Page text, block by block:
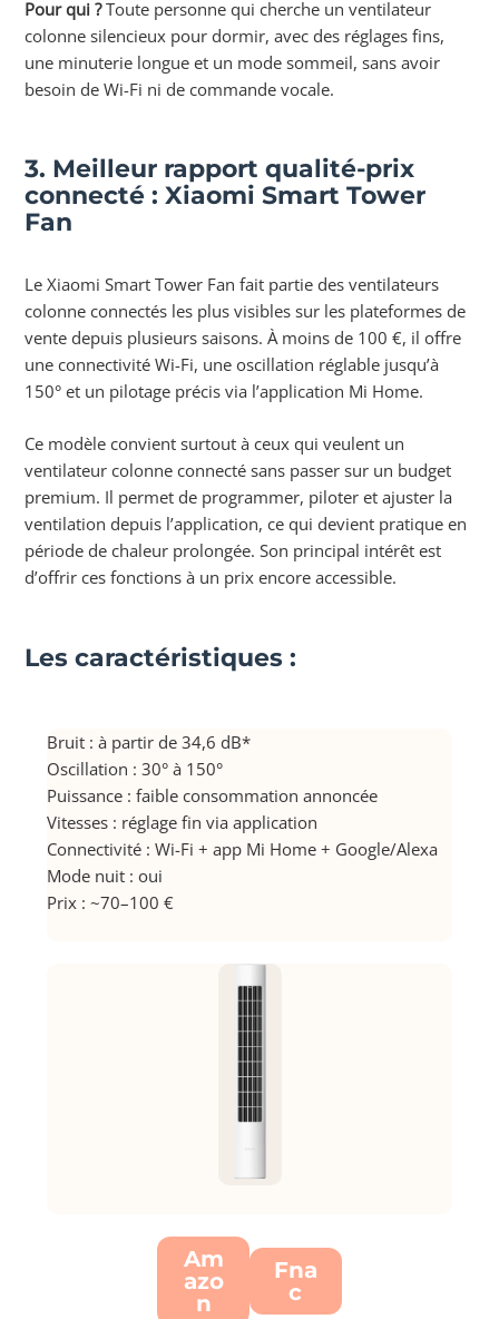
Pour qui ?Toute personne qui cherche un ventilateur
colonne silencieux pour dormir, avec des réglages fins,
une minuterie longue et un mode sommeil, sans avoir
besoin de Wi-Fi ni de commande vocale.
3. Meilleur rapport qualité-prix
connecté : Xiaomi Smart Tower
Fan
Le Xiaomi Smart Tower Fan fait partie des ventilateurs
colonne connectés les plus visibles sur les plateformes de
vente depuis plusieurs saisons. À moins de 100 €, il offre
une connectivité Wi-Fi, une oscillation réglable jusqu’à
150° et un pilotage précis via l’application Mi Home.
Ce modèle convient surtout à ceux qui veulent un
ventilateur colonne connecté sans passer sur un budget
premium. Il permet de programmer, piloter et ajuster la
ventilation depuis l’application, ce qui devient pratique en
période de chaleur prolongée. Son principal intérêt est
d’offrir ces fonctions à un prix encore accessible.
Les caractéristiques :
Bruit : à partir de 34,6 dB*
Oscillation : 30° à 150°
Puissance : faible consommation annoncée
Vitesses : réglage fin via application
Connectivité : Wi-Fi + app Mi Home + Google/Alexa
Mode nuit : oui
Prix : ~70–100 €
Am
azo
n
Fna
c